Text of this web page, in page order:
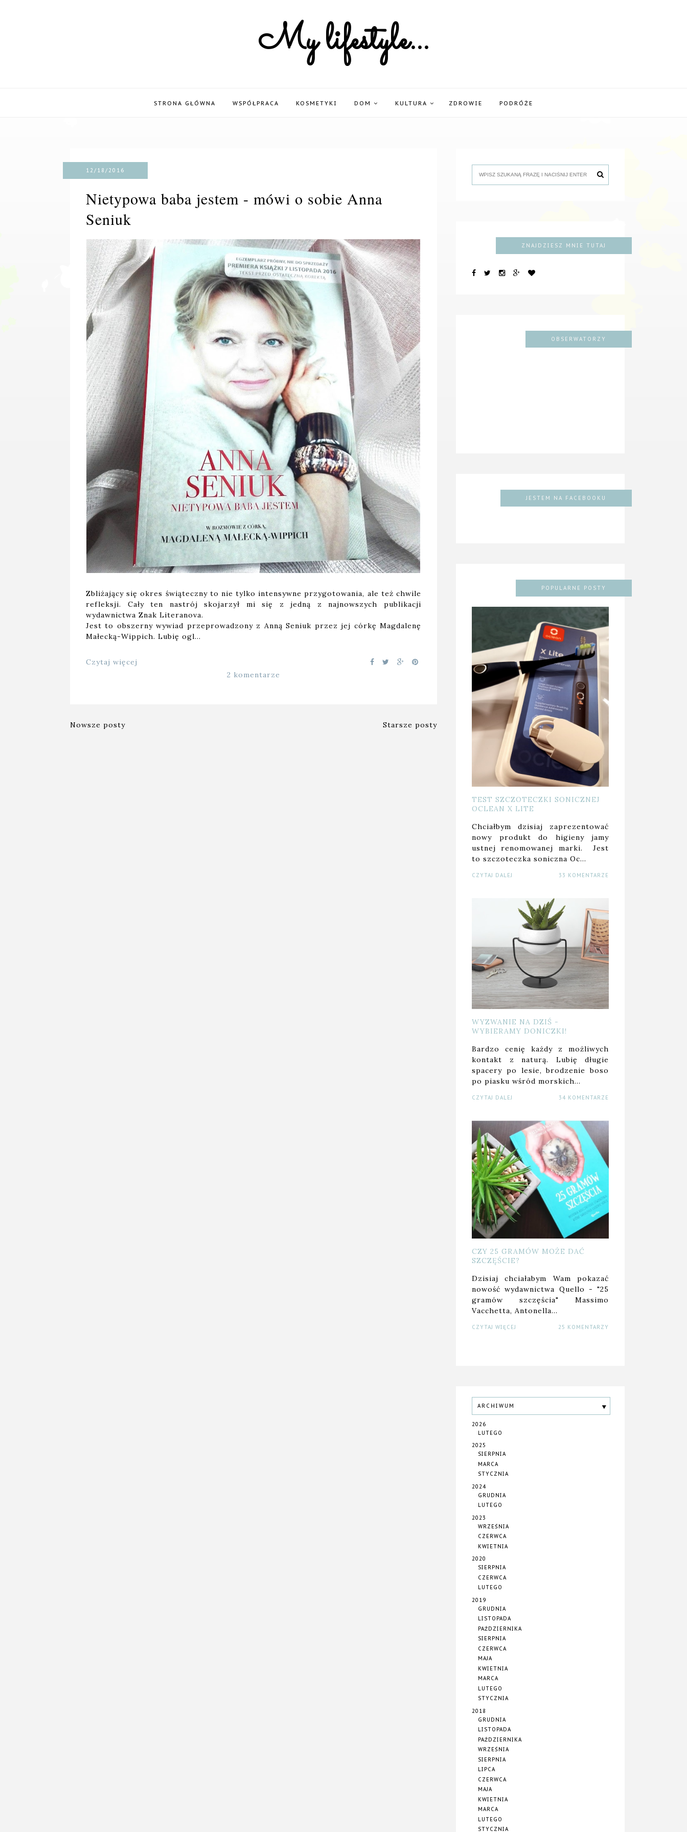
My lifestyle...
STRONA GŁÓWNA WSPÓŁPRACA KOSMETYKI DOM KULTURA ZDROWIE PODRÓŻE
12/18/2016
Nietypowa baba jestem - mówi o sobie Anna
Seniuk
Zbliżający się okres świąteczny to nie tylko intensywne przygotowania, ale też chwile
refleksji. Cały ten nastrój skojarzył mi się z jedną z najnowszych publikacji
wydawnictwa Znak Literanova.
Jest to obszerny wywiad przeprowadzony z Anną Seniuk przez jej córkę Magdalenę
Małecką-Wippich. Lubię ogl…
Czytaj więcej
2 komentarze
Nowsze posty Starsze posty
ZNAJDZIESZ MNIE TUTAJ
OBSERWATORZY
JESTEM NA FACEBOOKU
POPULARNE POSTY
TEST SZCZOTECZKI SONICZNEJ
OCLEAN X LITE
Chciałbym dzisiaj zaprezentować
nowy produkt do higieny jamy
ustnej renomowanej marki. Jest
to szczoteczka soniczna Oc…
CZYTAJ DALEJ 33 KOMENTARZE
WYZWANIE NA DZIŚ -
WYBIERAMY DONICZKI!
Bardzo cenię każdy z możliwych
kontakt z naturą. Lubię długie
spacery po lesie, brodzenie boso
po piasku wśród morskich…
CZYTAJ DALEJ 34 KOMENTARZE
CZY 25 GRAMÓW MOŻE DAĆ
SZCZĘŚCIE?
Dzisiaj chciałabym Wam pokazać
nowość wydawnictwa Quello - "25
gramów szczęścia" Massimo
Vacchetta, Antonella…
CZYTAJ WIĘCEJ 25 KOMENTARZY
ARCHIWUM
2026
LUTEGO
2025
SIERPNIA
MARCA
STYCZNIA
2024
GRUDNIA
LUTEGO
2023
WRZEŚNIA
CZERWCA
KWIETNIA
2020
SIERPNIA
CZERWCA
LUTEGO
2019
GRUDNIA
LISTOPADA
PAŹDZIERNIKA
SIERPNIA
CZERWCA
MAJA
KWIETNIA
MARCA
LUTEGO
STYCZNIA
2018
GRUDNIA
LISTOPADA
PAŹDZIERNIKA
WRZEŚNIA
SIERPNIA
LIPCA
CZERWCA
MAJA
KWIETNIA
MARCA
LUTEGO
STYCZNIA